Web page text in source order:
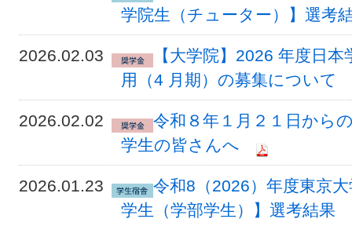
学院生（チューター）】選考
2026.02.03
【大学院】2026 年度日
用（4 月期）の募集について
2026.02.02
令和８年１月２１日から
学生の皆さんへ
2026.01.23
令和8（2026）年度東京
学生（学部学生）】選考結果